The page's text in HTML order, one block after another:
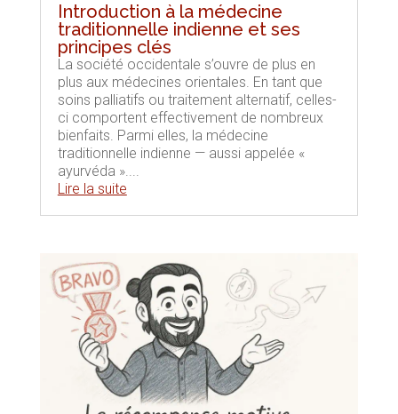
Introduction à la médecine
traditionnelle indienne et ses
principes clés
La société occidentale s’ouvre de plus en
plus aux médecines orientales. En tant que
soins palliatifs ou traitement alternatif, celles-
ci comportent effectivement de nombreux
bienfaits. Parmi elles, la médecine
traditionnelle indienne — aussi appelée «
ayurvéda »....
Lire la suite